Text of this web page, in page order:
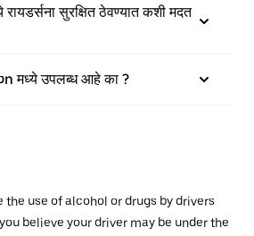
सुरक्षित ठेवण्यात कशी मदत
मध्ये उपलब्ध आहे का ?
the use of alcohol or drugs by drivers
believe your driver may be under the